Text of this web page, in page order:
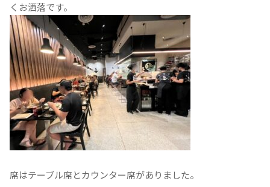
くお洒落です。
席はテーブル席とカウンター席がありました。